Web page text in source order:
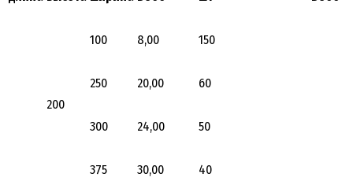
200
100 8,00 150
250 20,00 60
300 24,00 50
375 30,00 40